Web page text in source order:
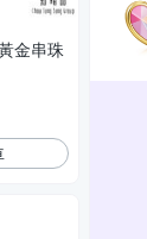
金串珠